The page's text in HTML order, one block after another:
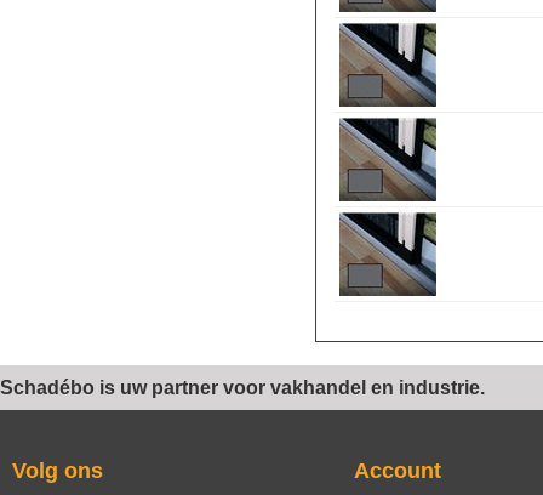
Schadébo is uw partner voor vakhandel en industrie.
Volg ons Account